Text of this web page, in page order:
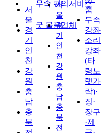
무속 편의서비스
굿 물품업체
서
울
경
기
인
천
강
원
충
남
충
북
서
울
경
기
인
천
강
원
충
남
충
북
전
춤
무속
강좌
소리
강좌
(타
령노
랫가
락)·
징·
장구
·제